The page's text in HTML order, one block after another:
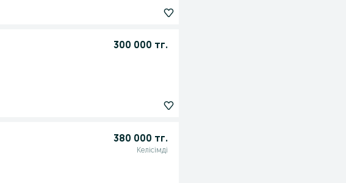
300 000 тг.
380 000 тг.
Келісімді